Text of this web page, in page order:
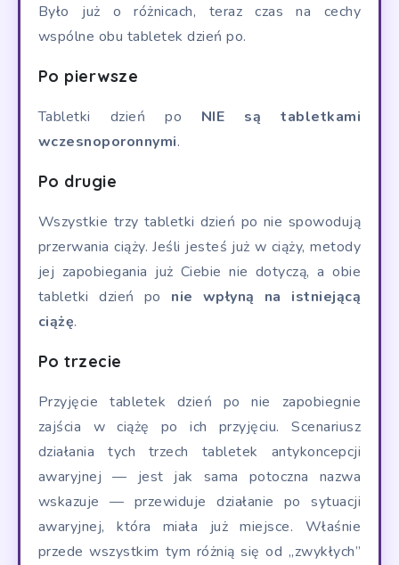
Było już o różnicach, teraz czas na cechy
wspólne obu tabletek dzień po.
Po pierwsze
Tabletki dzień po NIE są tabletkami
wczesnoporonnymi.
Po drugie
Wszystkie trzy tabletki dzień po nie spowodują
przerwania ciąży. Jeśli jesteś już w ciąży, metody
jej zapobiegania już Ciebie nie dotyczą, a obie
tabletki dzień po nie wpłyną na istniejącą
ciążę.
Po trzecie
Przyjęcie tabletek dzień po nie zapobiegnie
zajścia w ciążę po ich przyjęciu. Scenariusz
działania tych trzech tabletek antykoncepcji
awaryjnej — jest jak sama potoczna nazwa
wskazuje — przewiduje działanie po sytuacji
awaryjnej, która miała już miejsce. Właśnie
przede wszystkim tym różnią się od „zwykłych”